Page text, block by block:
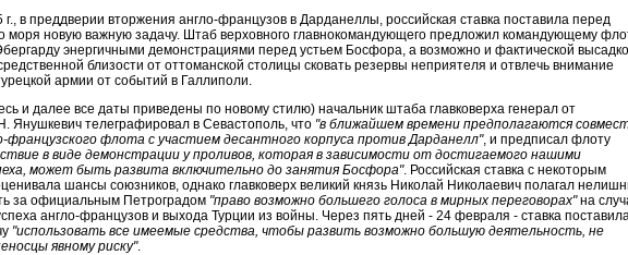
в преддверии вторжения англо-французов в Дарданеллы, российская ставка поставила перед
моря новую важную задачу. Штаб верховного главнокомандующего предложил командующему
энергичными демонстрациями перед устьем Босфора, а возможно и фактической
близости от оттоманской столицы сковать резервы неприятеля и отвлечь внимание
армии от событий в Галлиполи.
и далее все даты приведены по новому стилю) начальник штаба главковерха генерал от
Янушкевич телеграфировал в Севастополь, что "в ближайшем времени предполагаются
французского флота с участием десантного корпуса против Дарданелл", и предписал флоту
в виде демонстрации у проливов, которая в зависимости от достигаемого нашими
может быть развита включительно до занятия Босфора". Российская ставка с некоторым
шансы союзников, однако главковерх великий князь Николай Николаевич полагал
за официальным Петроградом "право возможно большего голоса в мирных переговорах"на
англо-французов и выхода Турции из войны. Через пять дней - 24 февраля - ставка
"использовать все имеемые средства, чтобы развить возможно большую деятельность, не
явному риску".